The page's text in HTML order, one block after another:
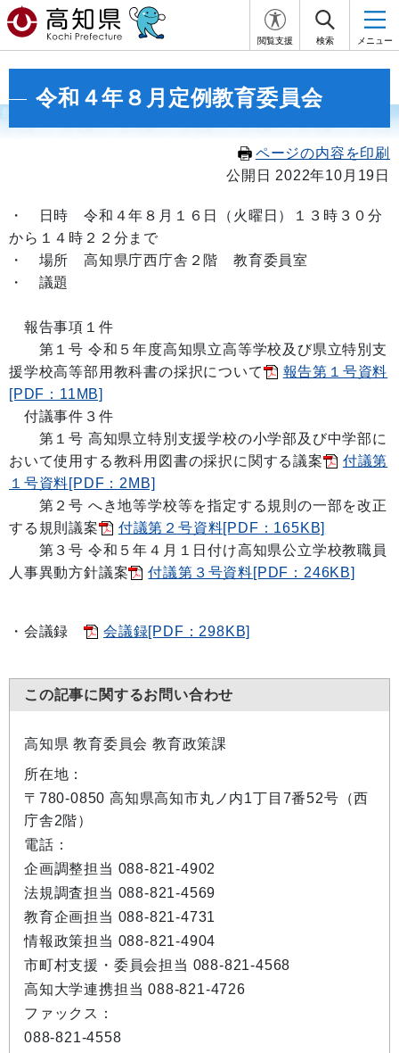
閲覧支援 検索 メニュー
令和４年８月定例教育委員会
ページの内容を印刷
公開日 2022年10月19日
・ 日時 令和４年８月１６日
（火曜日）１３時３０分
から１４ 時２２ 分まで
・ 場所 高知県庁西庁舎２階 教育委員室
・ 議題
報告事項１件
第１号 令和５年度高知県立高等学校及び県立特別支
援学校高等部用教科書の採択について
報告第１号資料
[PDF：11MB]
付議事件３件
第１号 高知県立特別支援学校の小学部及び中学部に
おいて使用する教科用図書の採択に関する議案
付議第
１号資料[PDF：2MB]
第２号 へき地等学校等を指定する規則の一部を改正
する規則議案
付議第２号資料[PDF：165KB]
第３号 令和５年４月１日付け高知県公立学校教職員
人事異動方針議案
付議第３号資料[PDF：246KB]
・会議録 会議録[PDF：298KB]
この記事に関するお問い合わせ
高知県 教育委員会 教育政策課
所在地：
〒780-0850 高知県高知市丸ノ内1丁目7番52号（西
庁舎2階）
電話：
企画調整担当 088-821-4902
法規調査担当 088-821-4569
教育企画担当 088-821-4731
情報政策担当 088-821-4904
市町村支援・委員会担当 088-821-4568
高知大学連携担当 088-821-4726
ファックス：
088-821-4558